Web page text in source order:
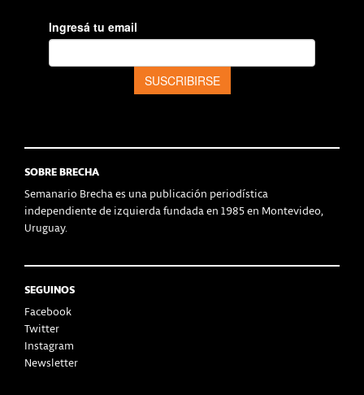
SOBRE BRECHA
Semanario Brecha es una publicación periodística
independiente de izquierda fundada en 1985 en Montevideo,
Uruguay.
SEGUINOS
Facebook
Twitter
Instagram
Newsletter